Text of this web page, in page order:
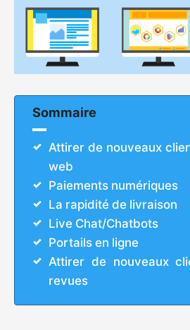
Sommaire
Attirer de nouveaux
web
Paiements numériques
La rapidité de livraison
Live Chat/Chatbots
Portails en ligne
Attirer de nouveaux
revues